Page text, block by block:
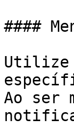
####
Utilize
Ao ser